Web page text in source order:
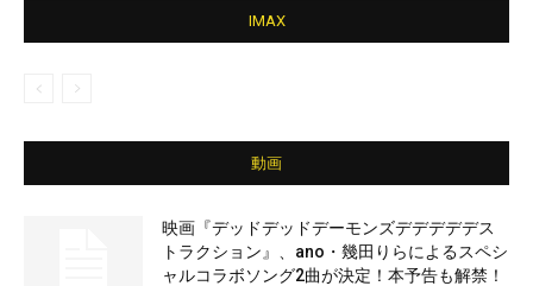
IMAX
動画
映画『デッドデッドデーモンズデデデデデス
トラクション』、ano・幾田りらによるスペシ
ャルコラボソング2曲が決定！本予告も解禁！